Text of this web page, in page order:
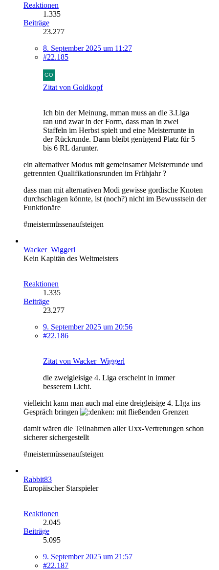
Reaktionen
1.335
Beiträge
23.277
8. September 2025 um 11:27
#22.185
Zitat von Goldkopf
Ich bin der Meinung, mman muss an die 3.Liga
ran und zwar in der Form, dass man in zwei
Staffeln im Herbst spielt und eine Meisterrunte in
der Rückrunde. Dann bleibt genügend Platz für 5
bis 6 RL darunter.
ein alternativer Modus mit gemeinsamer Meisterrunde und
getrennten Qualifikationsrunden im Frühjahr ?
dass man mit alternativen Modi gewisse gordische Knoten
durchschlagen könnte, ist (noch?) nicht im Bewusstsein der
Funktionäre
#meistermüssenaufsteigen
Wacker_Wiggerl
Kein Kapitän des Weltmeisters
Reaktionen
1.335
Beiträge
23.277
9. September 2025 um 20:56
#22.186
Zitat von Wacker_Wiggerl
die zweigleisige 4. Liga erscheint in immer
besserem Licht.
vielleicht kann man auch mal eine dreigleisige 4. LIga ins
Gespräch bringen
mit fließenden Grenzen
damit wären die Teilnahmen aller Uxx-Vertretungen schon
sicherer sichergestellt
#meistermüssenaufsteigen
Rabbit83
Europäischer Starspieler
Reaktionen
2.045
Beiträge
5.095
9. September 2025 um 21:57
#22.187